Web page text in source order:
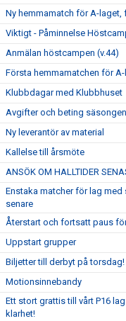
Ny hemmamatch för A-
Viktigt - Påminnelse
Anmälan höstcampen (v.44)
Första hemmamatchen för
Klubbdagar med Klubbhuset
Avgifter och beting
Ny leverantör av material
Kallelse till årsmöte
ANSÖK OM HALLTIDER
Enstaka matcher för lag
senare
Återstart och fortsatt paus
Uppstart grupper
Biljetter till derbyt på torsdag!
Motionsinnebandy
Ett stort grattis till vårt P16
klarhet!